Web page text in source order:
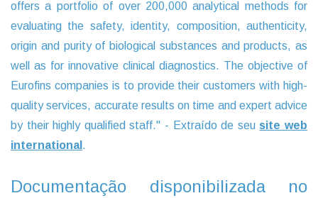
offers a portfolio of over 200,000 analytical methods for
evaluating the safety, identity, composition, authenticity,
origin and purity of biological substances and products, as
well as for innovative clinical diagnostics. The objective of
Eurofins companies is to provide their customers with high-
quality services, accurate results on time and expert advice
by their highly qualified staff." - Extraído de seu site web
international .
Documentação disponibilizada no